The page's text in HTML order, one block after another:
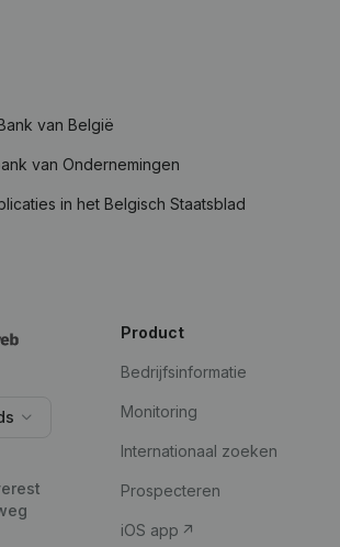
van België
van Ondernemingen
in het Belgisch Staatsblad
Product
Bedrijfsinformatie
Monitoring
Internationaal zoeken
Prospecteren
iOS app